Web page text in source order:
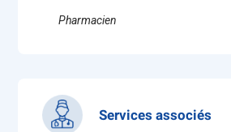
Pharmacien
Services associés